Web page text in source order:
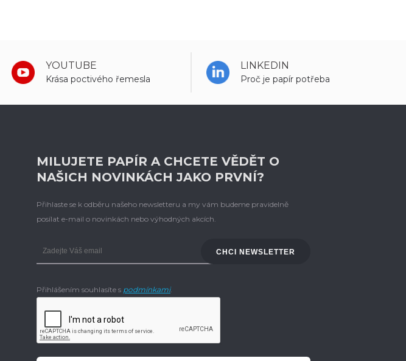
YOUTUBE
Krása poctivého řemesla
LINKEDIN
Proč je papír potřeba
MILUJETE PAPÍR A CHCETE VĚDĚT O
NAŠICH NOVINKÁCH JAKO PRVNÍ?
Přihlaste se k odběru našeho newsletteru a my vám budeme pravidelně
posílat e-mail o novinkách nebo výhodných akcích.
CHCI NEWSLETTER
Přihlášením souhlasíte s podmínkami.